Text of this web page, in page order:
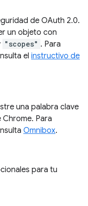
de OAuth 2.0.
un objeto con
"scopes" . Para
el instructivo de
una palabra clave
Para
Omnibox.
para tu